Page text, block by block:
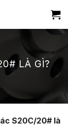
LÀ GÌ?
S20C/20# là